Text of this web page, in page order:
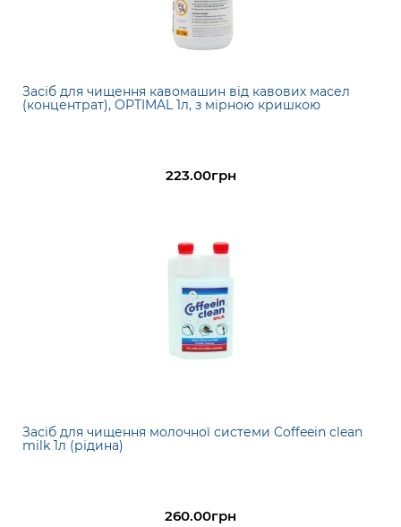
Засіб для чищення кавомашин від кавових масел
(концентрат), OPTIMAL 1л, з мірною кришкою
223.00грн
Засіб для чищення молочної системи Coffeein clean
milk 1л (рідина)
260.00грн